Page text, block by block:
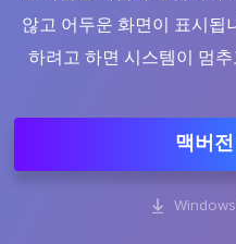
않고 어두운 화면이 표시됩
하려고 하면 시스템이 멈
맥버
